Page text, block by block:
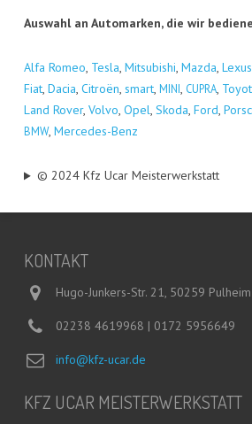
Aus­wahl an Auto­mar­ken, die wir
Alfa Romeo, Tes­la, Mitsu­bi­shi, Maz­da, Lexus
Fiat, Dacia, Citro­ën, smart, MINI, CUPRA,
Land Rover, Vol­vo, Opel, Sko­da, Ford,
BMW, Mer­ce­des-Benz
© 2024 Kfz Ucar Meisterwerkstatt
KON­TAKT
Hugo-Junkers-Str. 21, 50259 Pulheim
02238 4619968 | 0172 5956649
info@kfz-ucar.de
KFZ UCAR MEISTERWERKSTATT